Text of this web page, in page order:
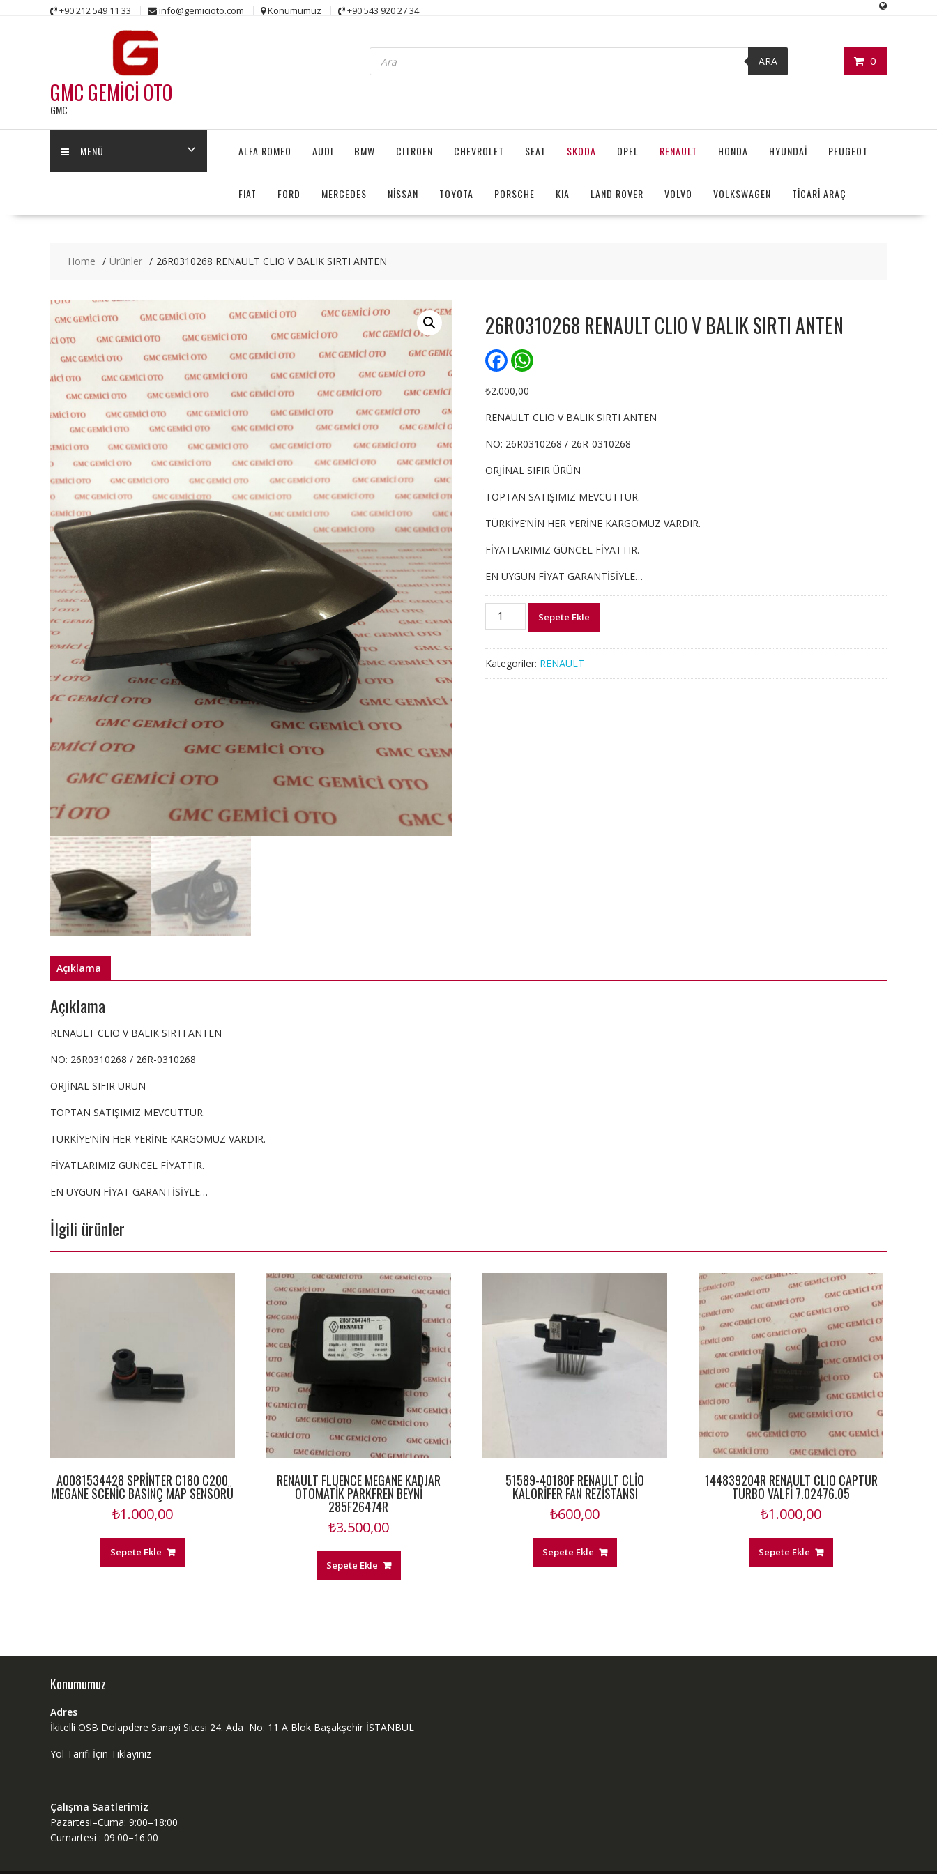
+90 212 549 11 33 info@gemicioto.com Konumumuz +90 543 920 27 34
GMC GEMİCİ OTO
GMC
0
Products
search ARA
MENÜ ALFA ROMEO AUDI BMW CITROEN CHEVROLET SEAT SKODA OPEL RENAULT HONDA HYUNDAİ PEUGEOT
FIAT FORD MERCEDES NİSSAN TOYOTA PORSCHE KIA LAND ROVER VOLVO VOLKSWAGEN TİCARİ ARAÇ
Home Ürünler 26R0310268 RENAULT CLIO V BALIK SIRTI ANTEN
26R0310268 RENAULT CLIO V BALIK SIRTI ANTEN
F
a
e
b
o
p
₺2.000,00
RENAULT CLIO V BALIK SIRTI ANTEN
NO: 26R0310268 / 26R-0310268
ORJİNAL SIFIR ÜRÜN
TOPTAN SATIŞIMIZ MEVCUTTUR.
TÜRKİYE’NİN HER YERİNE KARGOMUZ VARDIR.
FİYATLARIMIZ GÜNCEL FİYATTIR.
EN UYGUN FİYAT GARANTİSİYLE…
26R0310268
RENAULT
BALIK
Sepete Ekle
Kategoriler: RENAULT
Açıklama
Açıklama
RENAULT CLIO V BALIK SIRTI ANTEN
NO: 26R0310268 / 26R-0310268
ORJİNAL SIFIR ÜRÜN
TOPTAN SATIŞIMIZ MEVCUTTUR.
TÜRKİYE’NİN HER YERİNE KARGOMUZ VARDIR.
FİYATLARIMIZ GÜNCEL FİYATTIR.
EN UYGUN FİYAT GARANTİSİYLE…
İlgili ürünler
A0081534428 SPRİNTER C180 C200
MEGANE SCENİC BASINÇ MAP SENSÖRÜ
₺1.000,00
Sepete Ekle
RENAULT FLUENCE MEGANE KADJAR
OTOMATİK PARKFREN BEYNİ
285F26474R
₺3.500,00
Sepete Ekle
51589-40180F RENAULT CLİO
KALORİFER FAN REZİSTANSI
₺600,00
Sepete Ekle
144839204R RENAULT CLIO CAPTUR
TURBO VALFİ 7.02476.05
₺1.000,00
Sepete Ekle
Konumumuz
Adres
İkitelli OSB Dolapdere Sanayi Sitesi 24. Ada No: 11 A Blok Başakşehir İSTANBUL
Yol Tarifi İçin Tıklayınız
Çalışma Saatlerimiz
Pazartesi–Cuma: 9:00–18:00
Cumartesi : 09:00–16:00